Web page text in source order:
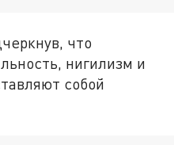
что
нигилизм и
собой